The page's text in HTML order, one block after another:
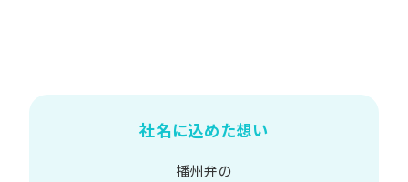
社名に込めた想い
播州弁の